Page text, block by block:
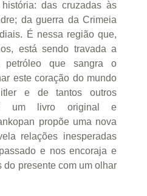
das cruzadas às
da guerra da Crimeia
É nessa região que,
está sendo travada a
petróleo que sangra o
este coração do mundo
e de tantos outros
um livro original e
propõe uma nova
relações inesperadas
e nos encoraja e
do presente com um olhar